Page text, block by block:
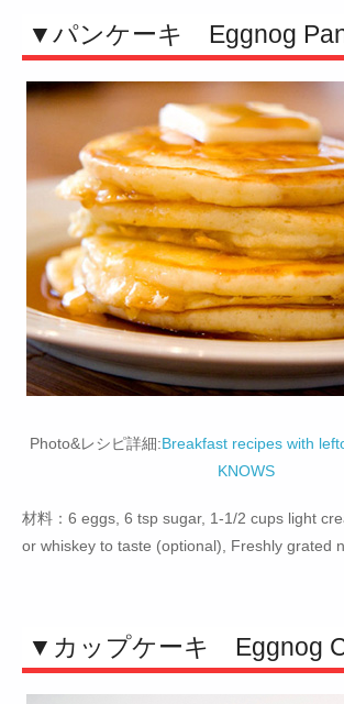
▼パンケーキ Eggnog
Photo&レシピ詳細:Breakfast recipes with
KNOWS
材料：6 eggs, 6 tsp sugar, 1-1/2 cups light
or whiskey to taste (optional), Freshly grated
▼カップケーキ Eggnog